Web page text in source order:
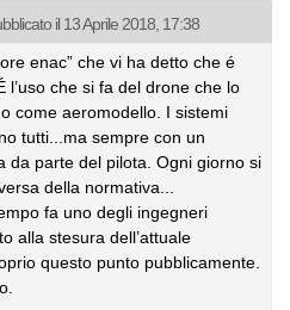
il 13 Aprile 2018, 17:38
enac” che vi ha detto che é
l’uso che si fa del drone che lo
come aeromodello. I sistemi
tutti...ma sempre con un
da parte del pilota. Ogni giorno si
della normativa...
fa uno degli ingegneri
alla stesura dell’attuale
questo punto pubblicamente.